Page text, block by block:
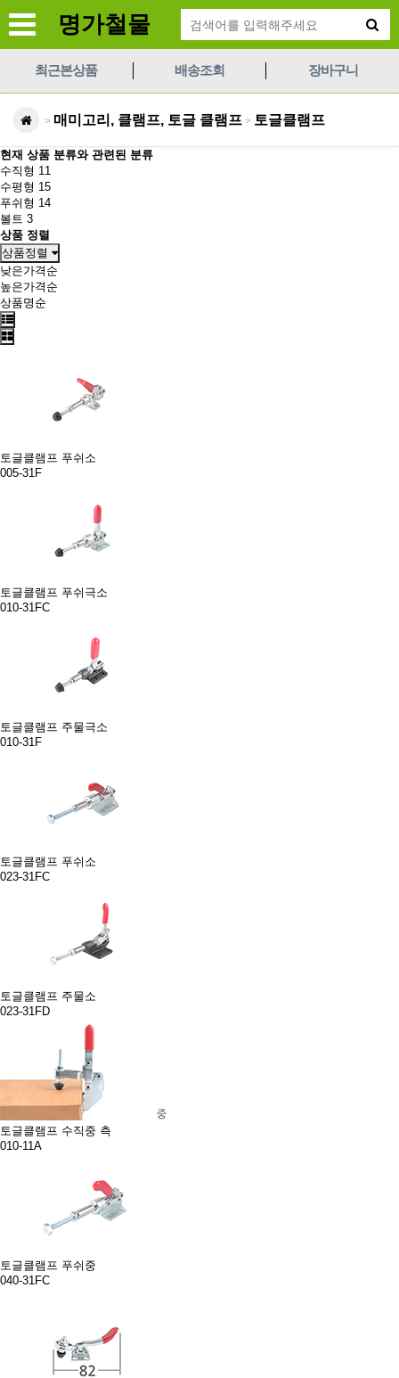
명가철물
최근본상품 배송조회 장바구니
> 매미고리, 클램프, 토글 클램프 > 토글클램프
현재 상품 분류와 관련된 분류
수직형 11
수평형 15
푸쉬형 14
볼트 3
상품 정렬
상품정렬
낮은가격순
높은가격순
상품명순
토글클램프 푸쉬소
005-31F
토글클램프 푸쉬극소
010-31FC
토글클램프 주물극소
010-31F
토글클램프 푸쉬소
023-31FC
토글클램프 주물소
023-31FD
토글클램프 수직중 측
010-11A
토글클램프 푸쉬중
040-31FC